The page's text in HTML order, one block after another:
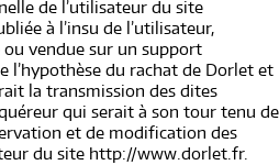
de l’utilisateur du site
à l’insu de l’utilisateur,
ou vendue sur un support
l’hypothèse du rachat de Dorlet et
la transmission des dites
qui serait à son tour tenu de
et de modification des
du site http://www.dorlet.fr.